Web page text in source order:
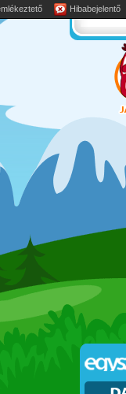
Hibabejelentő